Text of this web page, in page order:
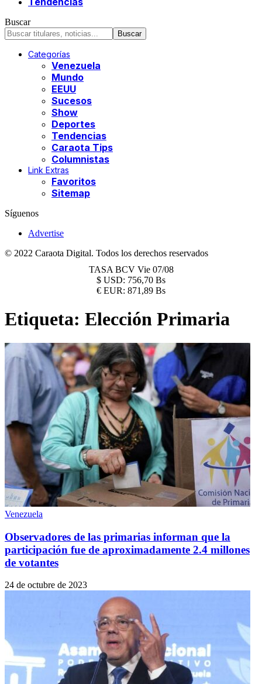
Buscar
Categorías
Venezuela
Mundo
EEUU
Sucesos
Show
Deportes
Tendencias
Caraota Tips
Columnistas
Link Extras
Favoritos
Sitemap
Síguenos
Advertise
© 2022 Caraota Digital. Todos los derechos reservados
TASA BCV Vie 07/08
$ USD: 756,70 Bs
€ EUR: 871,89 Bs
Etiqueta: Elección Primaria
Venezuela
Observadores de las primarias informan que la
participación fue de aproximadamente 2.4 millones
de votantes
24 de octubre de 2023